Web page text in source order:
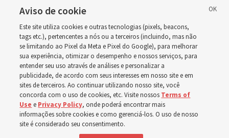
abençoadas por
iniciativa da Igreja
A presidente Camille N. Johnson, presidente geral da
Sociedade de Socorro, agradece a diversas
organizações por trabalharem juntas e criarem novas
oportunidades para edificarem comunidades e famílias
Aviso de cookie
Este site utiliza cookies e outras tecnologias (pixels, beacons,
tags etc.), pertencentes a nós ou a terceiros (incluindo, mas não
se limitando ao Pixel da Meta e Pixel do Google), para melhorar
sua experiência, otimizar o desempenho e nossos serviços, para
entender seu uso através de análises e personalizar a
publicidade, de acordo com seus interesses em nosso site e em
sites de terceiros. Ao continuar utilizando nosso site, você
concorda com o uso de cookies, etc. Visite nossos Terms of
Use e Privacy Policy, onde poderá encontrar mais
informações sobre cookies e como gerenciá-los. O uso de nosso
site é considerado seu consentimento.